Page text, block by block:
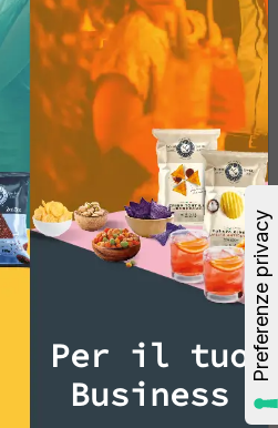
Irresistibili!
Per il tuo
Business